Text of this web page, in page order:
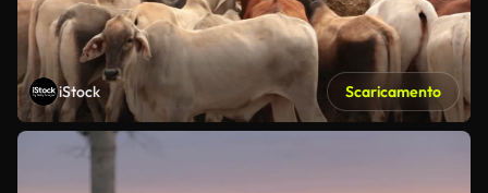
iStock Scaricamento